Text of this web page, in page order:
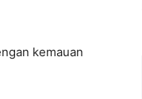
kemauan